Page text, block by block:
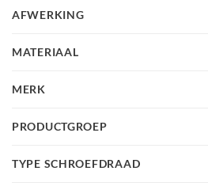
AFWERKING
MATERIAAL
MERK
PRODUCTGROEP
TYPE SCHROEFDRAAD